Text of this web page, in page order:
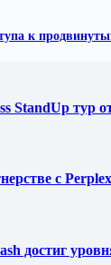
к
StandUp тур
с
достиг